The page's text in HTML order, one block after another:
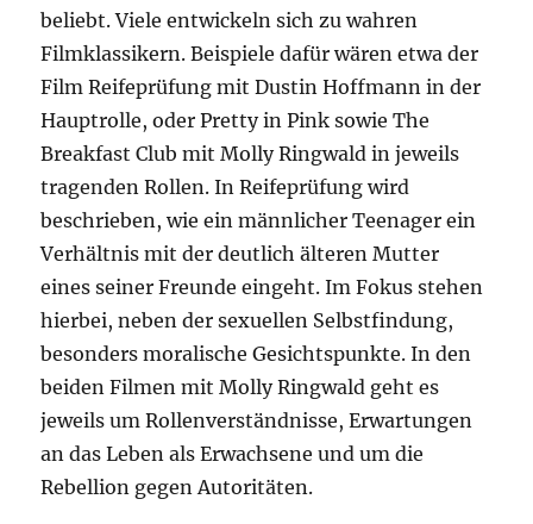
beliebt. Viele entwickeln sich zu wahren
Filmklassikern. Beispiele dafür wären etwa der
Film Reifeprüfung mit Dustin Hoffmann in der
Hauptrolle, oder Pretty in Pink sowie The
Breakfast Club mit Molly Ringwald in jeweils
tragenden Rollen. In Reifeprüfung wird
beschrieben, wie ein männlicher Teenager ein
Verhältnis mit der deutlich älteren Mutter
eines seiner Freunde eingeht. Im Fokus stehen
hierbei, neben der sexuellen Selbstfindung,
besonders moralische Gesichtspunkte. In den
beiden Filmen mit Molly Ringwald geht es
jeweils um Rollenverständnisse, Erwartungen
an das Leben als Erwachsene und um die
Rebellion gegen Autoritäten.